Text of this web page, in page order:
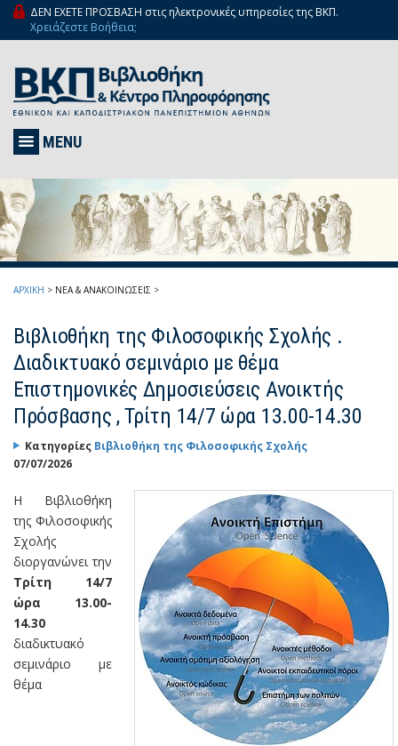
ΔΕΝ ΕΧΕΤΕ ΠΡΟΣΒΑΣΗ στις ηλεκτρονικές υπηρεσίες της ΒΚΠ.
Χρειάζεστε Βοήθεια;
MENU
ΑΡΧΙΚΗ > ΝΕΑ & ΑΝΑΚΟΙΝΩΣΕΙΣ >
Βιβλιοθήκη της Φιλοσοφικής Σχολής .
Διαδικτυακό σεμινάριο με θέμα
Επιστημονικές Δημοσιεύσεις Ανοικτής
Πρόσβασης , Τρίτη 14/7 ώρα 13.00-14.30
Κατηγορίες Βιβλιοθήκη της Φιλοσοφικής Σχολής
07/07/2026
Η Βιβλιοθήκη
της Φιλοσοφικής
Σχολής
διοργανώνει την
Τρίτη 14/7
ώρα 13.00-
14.30
διαδικτυακό
σεμινάριο με
θέμα